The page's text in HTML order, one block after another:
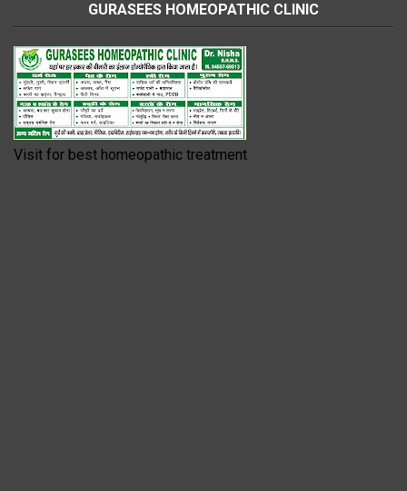
GURASEES HOMEOPATHIC CLINIC
Visit for best homeopathic treatment